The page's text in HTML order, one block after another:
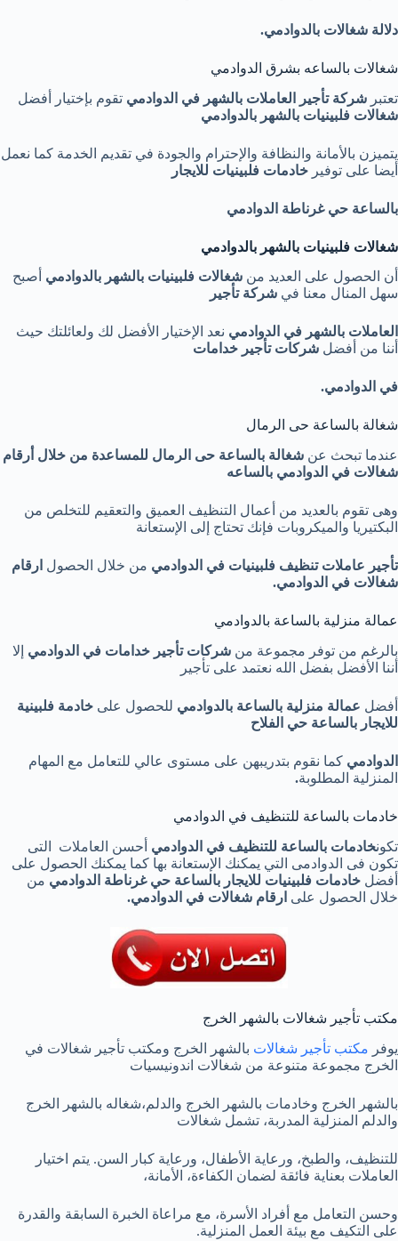
دلالة شغالات بالدوادمي.
شغالات بالساعه بشرق الدوادمي
تعتبر شركة تأجير العاملات بالشهر في الدوادمي تقوم بإختيار أفضل
شغالات فلبينيات بالشهر بالدوادمي
يتميزن بالأمانة والنظافة والإحترام والجودة في تقديم الخدمة كما نعمل
أيضا على توفير خادمات فلبينيات للايجار
بالساعة حي غرناطة الدوادمي
شغالات فلبينيات بالشهر بالدوادمي
أن الحصول على العديد من شغالات فلبينيات بالشهر بالدوادمي أصبح
سهل المنال معنا في شركة تأجير
العاملات بالشهر في الدوادمي نعد الإختيار الأفضل لك ولعائلتك حيث
أننا من أفضل شركات تأجير خدامات
في الدوادمي.
شغالة بالساعة حى الرمال
عندما تبحث عن شغالة بالساعة حى الرمال للمساعدة من خلال أرقام
شغالات في الدوادمي بالساعه
وهى تقوم بالعديد من أعمال التنظيف العميق والتعقيم للتخلص من
البكتيريا والميكروبات فإنك تحتاج إلى الإستعانة
تأجير عاملات تنظيف فلبينيات في الدوادمي من خلال الحصول ارقام
شغالات في الدوادمي.
عمالة منزلية بالساعة بالدوادمي
بالرغم من توفر مجموعة من شركات تأجير خدامات في الدوادمي إلا
أننا الأفضل بفضل الله نعتمد على تأجير
أفضل عمالة منزلية بالساعة بالدوادمي للحصول على خادمة فلبينية
للايجار بالساعة حي الفلاح
الدوادمي كما نقوم بتدريبهن على مستوى عالي للتعامل مع المهام
المنزلية المطلوبة.
خادمات بالساعة للتنظيف في الدوادمي
تكونخادمات بالساعة للتنظيف في الدوادمي أحسن العاملات التى
تكون فى الدوادمى التي يمكنك الإستعانة بها كما يمكنك الحصول على
أفضل خادمات فلبينيات للايجار بالساعة حي غرناطة الدوادمي من
خلال الحصول على ارقام شغالات في الدوادمي.
مكتب تأجير شغالات بالشهر الخرج
يوفر مكتب تأجير شغالات بالشهر الخرج ومكتب تأجير شغالات في
الخرج مجموعة متنوعة من شغالات اندونيسيات
بالشهر الخرج وخادمات بالشهر الخرج والدلم،شغاله بالشهر الخرج
والدلم المنزلية المدربة، تشمل شغالات
للتنظيف، والطبخ، ورعاية الأطفال، ورعاية كبار السن. يتم اختيار
العاملات بعناية فائقة لضمان الكفاءة، الأمانة،
وحسن التعامل مع أفراد الأسرة، مع مراعاة الخبرة السابقة والقدرة
على التكيف مع بيئة العمل المنزلية.